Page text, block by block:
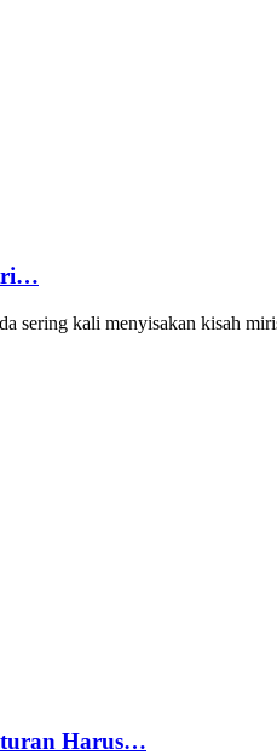
sering kali menyisakan kisah
Harus…